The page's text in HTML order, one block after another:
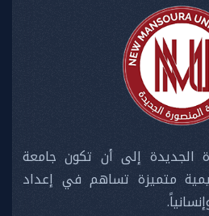
الجديدة إلى أن تكون جامعة
متميزة تساهم في إعداد